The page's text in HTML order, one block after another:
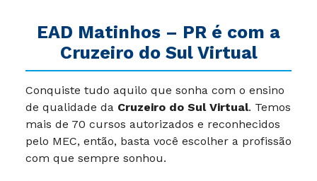
EAD Matinhos – PR é com a
Cruzeiro do Sul Virtual
Conquiste tudo aquilo que sonha com o ensino
de qualidade da Cruzeiro do Sul Virtual. Temos
mais de 70 cursos autorizados e reconhecidos
pelo MEC, então, basta você escolher a profissão
com que sempre sonhou.